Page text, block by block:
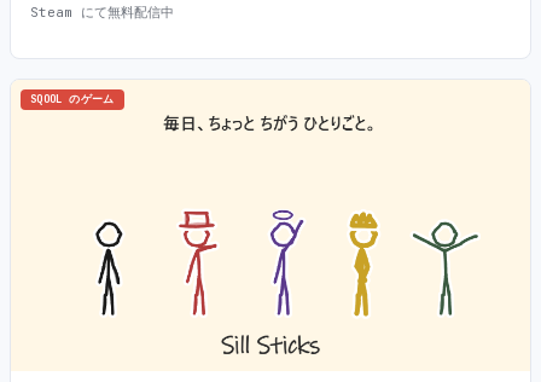
Steam にて無料配信中
SQOOL のゲーム